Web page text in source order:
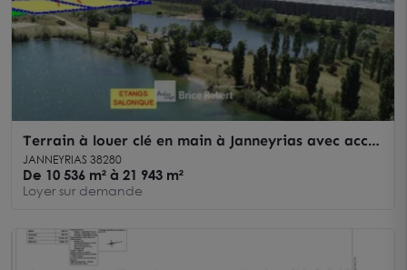
Terrain à louer clé en main à Janneyrias avec accès
autoroute et à proximité de l'aéroport
JANNEYRIAS 38280
De 10 536 m² à 21 943 m²
Loyer sur demande